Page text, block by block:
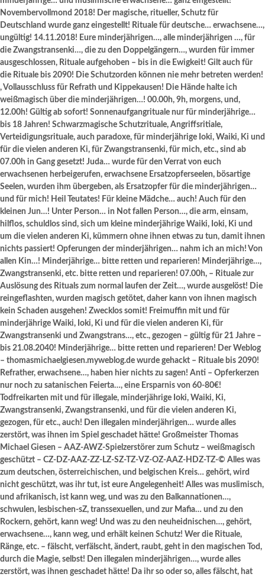
Novembervollmond 2018! Der magische, ritueller, Schutz für
Deutschland wurde ganz eingestellt! Rituale für deutsche… erwachsene…,
ungültig! 14.11.2018! Eure minderjährigen…, alle minderjährigen …, für
die Zwangstransenki…, die zu den Doppelgängern…, wurden für immer
ausgeschlossen, Rituale aufgehoben – bis in die Ewigkeit! Gilt auch für
die Rituale bis 2090! Die Schutzorden können nie mehr betreten werden!
, Vollausschluss für Refrath und Kippekausen! Die Hände halte ich
weißmagisch über die minderjährigen…! 00.00h, 9h, morgens, und,
12.00h! Gültig ab sofort! Sonnenaufgangrituale nur für minderjährige…
bis 18 Jahren! Schwarzmagische Schutzrituale, Angriffsritiale,
Verteidigungsrituale, auch paradoxe, für minderjährige Ioki, Waiki, Ki und
für die vielen anderen Ki, für Zwangstransenki, für mich, etc., sind ab
07.00h in Gang gesetzt! Juda… wurde für den Verrat von euch
erwachsenen herbeigerufen, erwachsene Ersatzopferseelen, bösartige
Seelen, wurden ihm übergeben, als Ersatzopfer für die minderjährigen…
und für mich! Heil Teutates! Für kleine Mädche… auch! Auch für den
kleinen Jun…! Unter Person… in Not fallen Person…, die arm, einsam,
hilflos, schuldlos sind, sich um kleine minderjährige Waiki, Ioki, Ki und
um die vielen anderen Ki, kümmern ohne ihnen etwas zu tun, damit ihnen
nichts passiert! Opferungen der minderjährigen… nahm ich an mich! Von
allen Kin…! Minderjährige… bitte retten und reparieren! Minderjährige…,
Zwangstransenki, etc. bitte retten und reparieren! 07.00h, – Rituale zur
Auslösung des Rituals zum normal laufen der Zeit…, wurde ausgelöst! Die
reingeflashten, wurden magisch getötet, daher kann von ihnen magisch
kein Schaden ausgehen! Zwecklos somit! Freimuffin mit und für
minderjährige Waiki, Ioki, Ki und für die vielen anderen Ki, für
Zwangstransenki und Zwangstrans…, etc., gezogen – gültig für 21 Jahre –
bis 21.08.2040! Minderjährige… bitte retten und reparieren! Der Weblog
– thomasmichaelgiesen.myweblog.de wurde gehackt – Rituale bis 2090!
Refrather, erwachsene…, haben hier nichts zu sagen! Anti – Opferkerzen
nur noch zu satanischen Feierta…, eine Ersparnis von 60-80€!
Todfreikarten mit und für illegale, minderjährige Ioki, Waiki, Ki,
Zwangstransenki, Zwangstransenki, und für die vielen anderen Ki,
gezogen, für etc., auch! Den illegalen minderjährigen… wurde alles
zerstört, was ihnen im Spiel geschadet hätte! Großmeister Thomas
Michael Giesen – AAZ-AWZ-Spielzerstörer zum Schutz – weißmagisch
geschützt – CZ-DZ-AAZ-ZZ-LZ-SZ-TZ-VZ-OZ-AAZ-HDZ-TZ-© Alles was
zum deutschen, österreichischen, und belgischen Kreis… gehört, wird
nicht geschützt, was ihr tut, ist eure Angelegenheit! Alles was muslimisch,
und afrikanisch, ist kann weg, und was zu den Balkannationen…,
schwulen, lesbischen-sZ, transsexuellen, und zur Mafia… und zu den
Rockern, gehört, kann weg! Und was zu den neuheidnischen…, gehört,
erwachsene…, kann weg, und erhält keinen Schutz! Wer die Rituale,
Ränge, etc. – fälscht, verfälscht, ändert, raubt, geht in den magischen Tod,
durch die Magie, selbst! Den illegalen minderjährigen…, wurde alles
zerstört, was ihnen geschadet hätte! Da ihr so oder so, alles fälscht, hat